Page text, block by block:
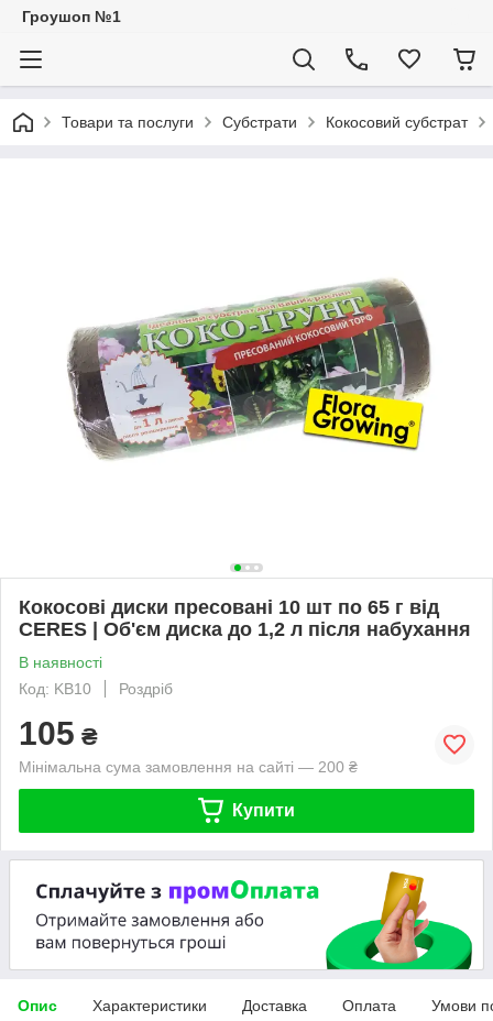
Гроушоп №1
Товари та послуги Субстрати Кокосовий субстрат
Кокосові диски пресовані 10 шт по 65 г від
CERES | Об'єм диска до 1,2 л після набухання
В наявності
Код: KB10
Роздріб
105 ₴
Мінімальна сума замовлення на сайті — 200 ₴
Купити
Опис Характеристики Доставка Оплата Умови